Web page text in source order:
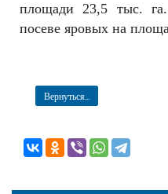
площади 23,5 тыс.
посеве яровых на
Вернуться...